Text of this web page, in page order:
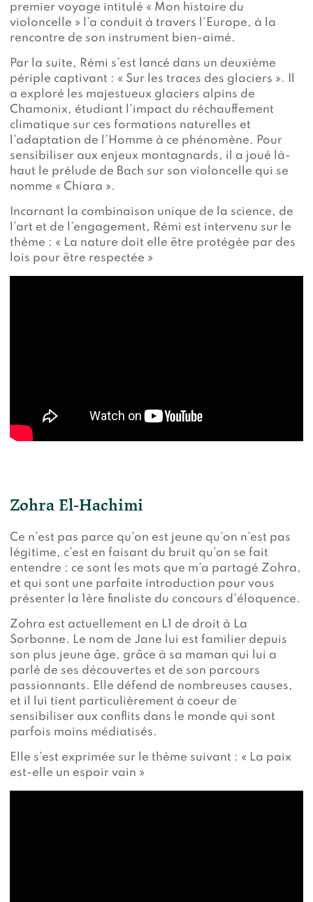
premier voyage intitulé « Mon histoire du
violoncelle » l’a conduit à travers l’Europe, à la
rencontre de son instrument bien-aimé.
Par la suite, Rémi s’est lancé dans un deuxième
périple captivant : « Sur les traces des glaciers ». Il
a exploré les majestueux glaciers alpins de
Chamonix, étudiant l’impact du réchauffement
climatique sur ces formations naturelles et
l’adaptation de l’Homme à ce phénomène. Pour
sensibiliser aux enjeux montagnards, il a joué là-
haut le prélude de Bach sur son violoncelle qui se
nomme « Chiara ».
Incarnant la combinaison unique de la science, de
l’art et de l’engagement, Rémi est intervenu sur le
thème : « La nature doit elle être protégée par des
lois pour être respectée »
Zohra El-Hachimi
Ce n’est pas parce qu’on est jeune qu’on n’est pas
légitime, c’est en faisant du bruit qu’on se fait
entendre : ce sont les mots que m’a partagé Zohra,
et qui sont une parfaite introduction pour vous
présenter la 1ère finaliste du concours d’éloquence.
Zohra est actuellement en L1 de droit à La
Sorbonne. Le nom de Jane lui est familier depuis
son plus jeune âge, grâce à sa maman qui lui a
parlé de ses découvertes et de son parcours
passionnants. Elle défend de nombreuses causes,
et il lui tient particulièrement à coeur de
sensibiliser aux conflits dans le monde qui sont
parfois moins médiatisés.
Elle s’est exprimée sur le thème suivant : « La paix
est-elle un espoir vain »